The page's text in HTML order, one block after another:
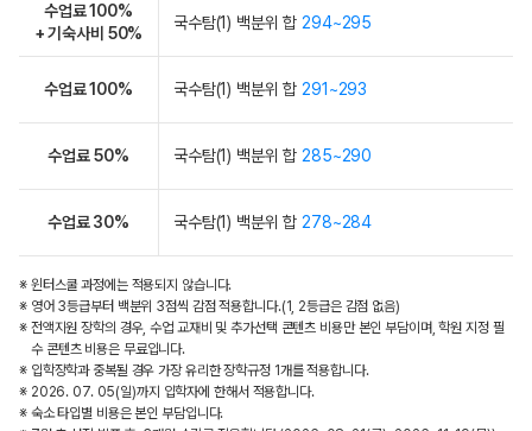
수업료 100%
+ 기숙사비 50%
국수탐(1) 백분위 합 294~295
수업료 100% 국수탐(1) 백분위 합 291~293
수업료 50% 국수탐(1) 백분위 합 285~290
수업료 30% 국수탐(1) 백분위 합 278~284
※ 윈터스쿨 과정에는 적용되지 않습니다.
※ 영어 3등급부터 백분위 3점씩 감점 적용합니다.(1, 2등급은 감점 없음)
※ 전액지원 장학의 경우, 수업 교재비 및 추가선택 콘텐츠 비용만 본인 부담이며, 학원 지정 필
수 콘텐츠 비용은 무료입니다.
※ 입학장학과 중복될 경우 가장 유리한 장학규정 1개를 적용합니다.
※ 2026. 07. 05(일)까지 입학자에 한해서 적용합니다.
※ 숙소 타입별 비용은 본인 부담입니다.